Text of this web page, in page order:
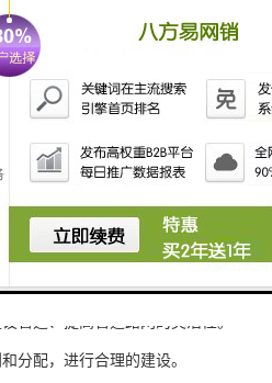
污之后，随着人们对通信资源的认
通过的路由上。
管道、提高管道路网的灵活性。
分配，进行合理的建设。